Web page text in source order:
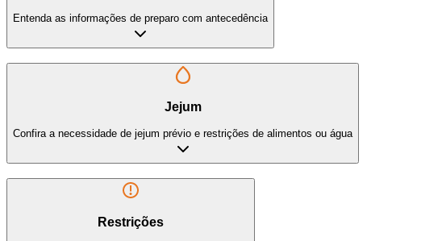
Entenda as informações de preparo com antecedência
Jejum
Confira a necessidade de jejum prévio e restrições de alimentos ou água
Restrições